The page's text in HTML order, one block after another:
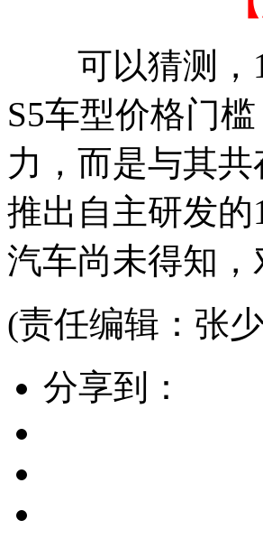
可以猜测，
S5车型价格门
力，而是与其
推出自主研发
汽车尚未得知
(责任编辑：张
分享到：